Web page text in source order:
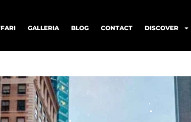
GALLERIA BLOG CONTACT DISCOVER